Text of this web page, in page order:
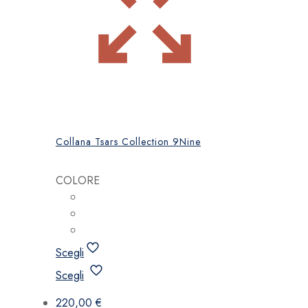
Collana Tsars Collection 9Nine
COLORE
Scegli
Scegli Questo
ha
220,00€